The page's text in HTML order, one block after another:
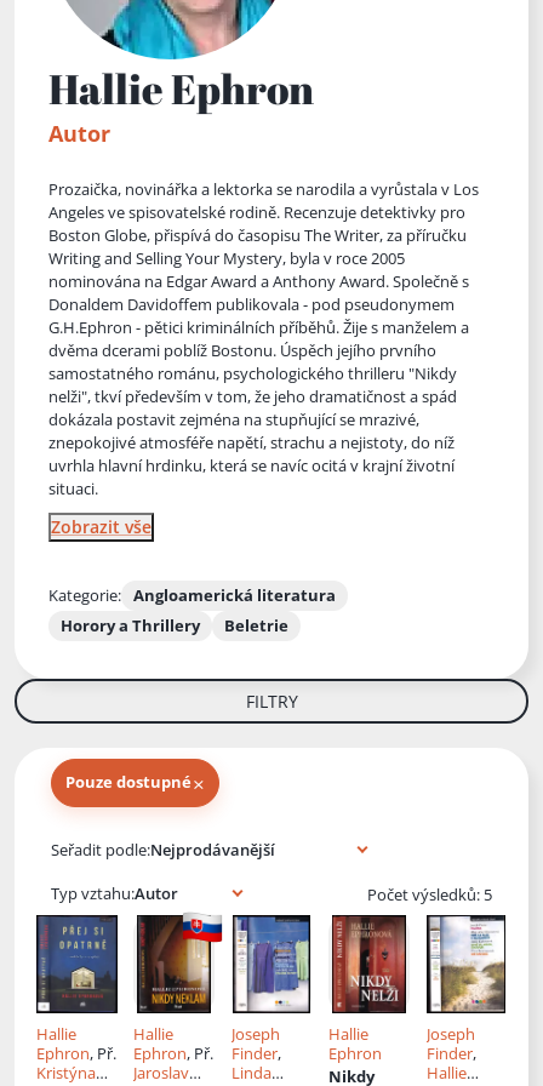
Hallie Ephron
Autor
Prozaička, novinářka a lektorka se narodila a vyrůstala v Los
Angeles ve spisovatelské rodině. Recenzuje detektivky pro
Boston Globe, přispívá do časopisu The Writer, za příručku
Writing and Selling Your Mystery, byla v roce 2005
nominována na Edgar Award a Anthony Award. Společně s
Donaldem Davidoffem publikovala - pod pseudonymem
G.H.Ephron - pětici kriminálních příběhů. Žije s manželem a
dvěma dcerami poblíž Bostonu. Úspěch jejího prvního
samostatného románu, psychologického thrilleru "Nikdy
nelži", tkví především v tom, že jeho dramatičnost a spád
dokázala postavit zejména na stupňující se mrazivé,
znepokojivé atmosféře napětí, strachu a nejistoty, do níž
uvrhla hlavní hrdinku, která se navíc ocitá v krajní životní
situaci.
Zobrazit vše
Kategorie: Angloamerická literatura
Horory a Thrillery
Beletrie
FILTRY
Pouze dostupné×
Seřadit podle:
Typ vztahu:
Počet výsledků: 5
Hallie
Ephron, Př.
Kristýna
Hallie
Ephron, Př.
Jaroslav
Joseph
Finder,
Linda
Hallie
Ephron
Nikdy
Joseph
Finder,
Hallie